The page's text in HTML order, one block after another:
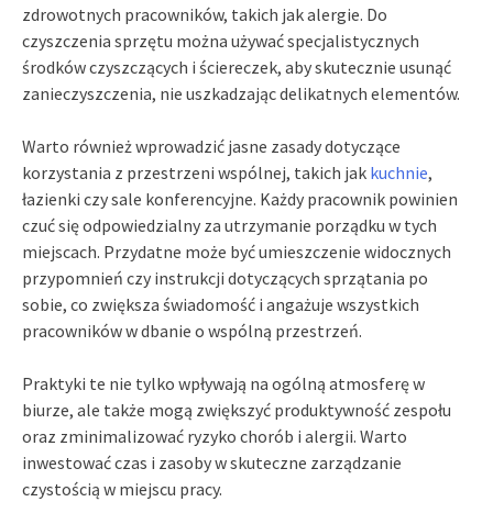
zdrowotnych pracowników, takich jak alergie. Do
czyszczenia sprzętu można używać specjalistycznych
środków czyszczących i ściereczek, aby skutecznie usunąć
zanieczyszczenia, nie uszkadzając delikatnych elementów.
Warto również wprowadzić jasne zasady dotyczące
korzystania z przestrzeni wspólnej, takich jak kuchnie,
łazienki czy sale konferencyjne. Każdy pracownik powinien
czuć się odpowiedzialny za utrzymanie porządku w tych
miejscach. Przydatne może być umieszczenie widocznych
przypomnień czy instrukcji dotyczących sprzątania po
sobie, co zwiększa świadomość i angażuje wszystkich
pracowników w dbanie o wspólną przestrzeń.
Praktyki te nie tylko wpływają na ogólną atmosferę w
biurze, ale także mogą zwiększyć produktywność zespołu
oraz zminimalizować ryzyko chorób i alergii. Warto
inwestować czas i zasoby w skuteczne zarządzanie
czystością w miejscu pracy.